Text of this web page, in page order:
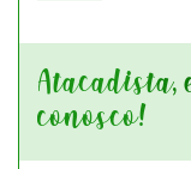
Atacadista,
conosco!